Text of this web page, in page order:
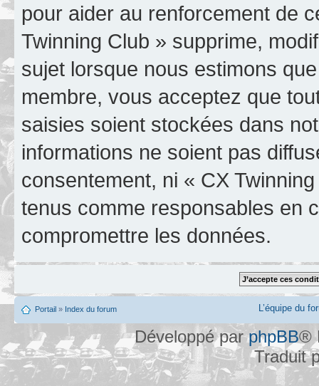
pour aider au renforcement de
Twinning Club » supprime,
sujet lorsque nous estimons
membre, vous acceptez que
saisies soient stockées dans
informations ne soient pas
consentement, ni « CX
tenus comme responsables en
compromettre les données.
Portail » Index du forum L’équipe du
Développé parphpBB®
Traduit